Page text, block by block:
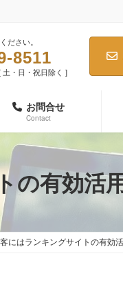
ださい。
8511
土・日・祝日除く ]
お問合せ
Contact
の有効活
にはランキングサイトの有効